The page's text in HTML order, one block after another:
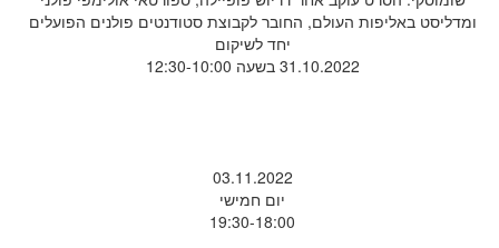
ומדליסט באליפות העולם, החובר לקבוצת סטודנטים פולנים הפועלים
יחד לשיקום
31.10.2022 בשעה 12:30-10:00
03.11.2022
יום חמישי
19:30-18:00